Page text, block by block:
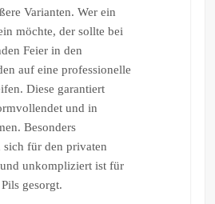
Varianten. Wer ein
möchte, der sollte bei
Feier in den
auf eine professionelle
Diese garantiert
und in
Besonders
für den privaten
unkompliziert ist für
gesorgt.